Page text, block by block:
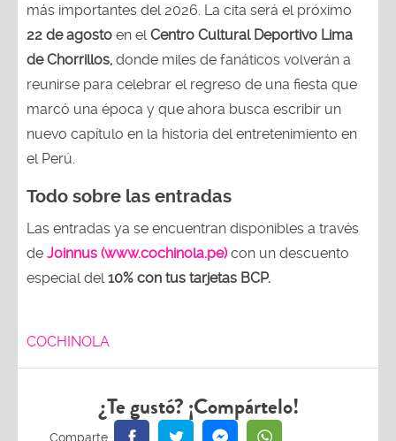
más importantes del 2026. La cita será el próximo
22 de agosto en elCentro Cultural Deportivo Lima
de Chorrillos, donde miles de fanáticos volverán a
reunirse para celebrar el regreso de una fiesta que
marcó una época y que ahora busca escribir un
nuevo capítulo en la historia del entretenimiento en
el Perú.
Todo sobre las entradas
Las entradas ya se encuentran disponibles a través
de Joinnus (www.cochinola.pe)con un descuento
especial del10% con tus tarjetas BCP.
COCHINOLA
¿Te gustó? ¡Compártelo!